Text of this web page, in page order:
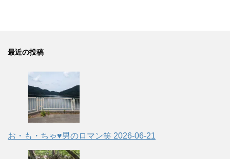
最近の投稿
お・も・ちゃ♥男のロマン笑 2026-06-21